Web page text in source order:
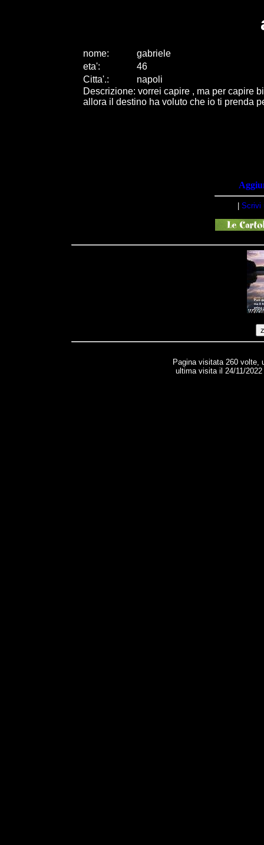
nome:
gabriele
eta':
46
Citta'.:
napoli
Descrizione: vorrei capire , ma per capire
allora il destino ha voluto che io ti prenda
Scrivi
Pagina visitata 260 volte,
ultima visita il 24/11/